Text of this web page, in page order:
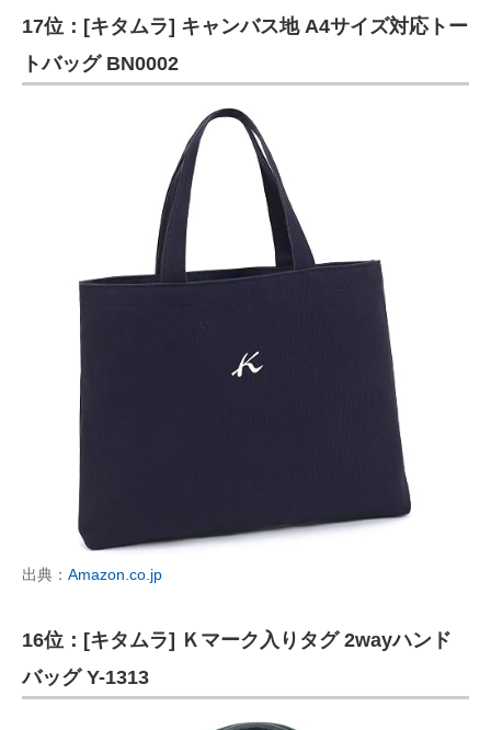
17位：[キタムラ] キャンバス地 A4サイズ対応トー
トバッグ BN0002
出典： Amazon.co.jp
16位：[キタムラ] Ｋマーク入りタグ 2wayハンド
バッグ Y-1313